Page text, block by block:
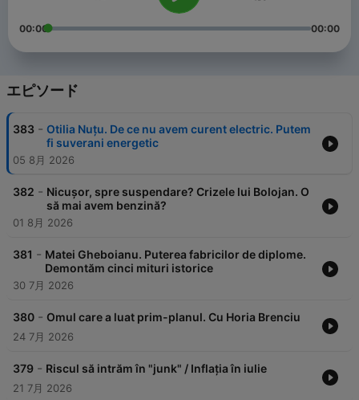
00:00 00:00
エピソード
383 - Otilia Nuțu. De ce nu avem curent electric. Putem
fi suverani energetic
05 8月 2026
382 - Nicușor, spre suspendare? Crizele lui Bolojan. O
să mai avem benzină?
01 8月 2026
381 - Matei Gheboianu. Puterea fabricilor de diplome.
Demontăm cinci mituri istorice
30 7月 2026
380 - Omul care a luat prim-planul. Cu Horia Brenciu
24 7月 2026
379 - Riscul să intrăm în "junk" / Inflația în iulie
21 7月 2026